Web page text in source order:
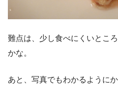
難点は、少し食べにくいとこ
かな。
あと、写真でもわかるようにか